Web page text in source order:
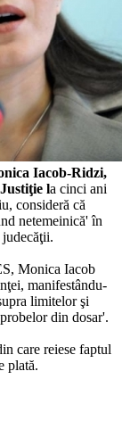
Iacob-Ridzi,
la cinci ani
consideră că
netemeinică' în
Monica Iacob
manifestându-
limitelor şi
din dosar'.
care reiese faptul
plată.